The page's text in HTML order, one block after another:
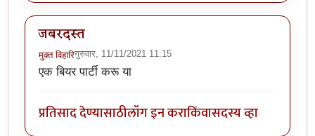
जबरदस्त
मुक्त विहारिगुरुवार, 11/11/2021 11:15
एक बियर पार्टी करू या
प्रतिसाद देण्यासाठीलॉग इन कराकिंवासदस्य व्हा